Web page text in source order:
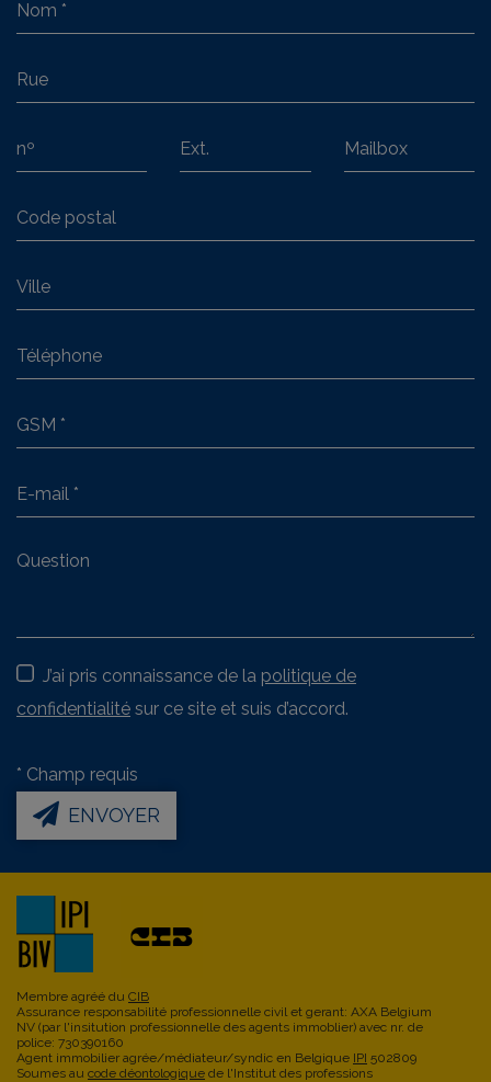
J’ai pris connaissance de la politique de
confidentialité sur ce site et suis d’accord.
* Champ requis
ENVOYER
Membre agréé du CIB
Assurance responsabilité professionnelle civil et gerant: AXA Belgium
NV (par l'insitution professionnelle des agents immoblier) avec nr. de
police: 730390160
Agent immobilier agrée/médiateur/syndic en Belgique IPI 502809
Soumes au code déontologique de l'Institut des professions